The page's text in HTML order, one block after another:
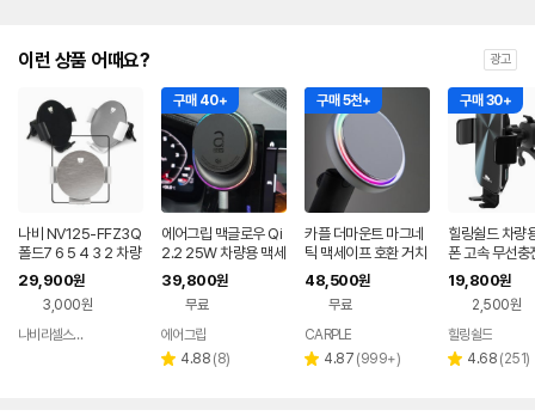
이런 상품 어때요? 광고
나비 NV125-FFZ3Q
폴드7 6 5 4 3 2 차량
용무선충전거치대
29,900원
3,000원
나비리셀스토어
구매 40+
에어그립 맥글로우 Qi
2.2 25W 차량용 맥세
이프 거치대 고속무선
충전기 에어터빈 폴드
39,800원
무료
에어그립
별 4.88 리
(8)
구매 5천+
카플 더마운트 마그네
틱 맥세이프 호환 거치
대 Qi2 풀알류미늄 차
량용 핸드폰 무선충전
48,500원
무료
CARPLE
별 4.87 리
(999+)
구매 30+
힐링쉴드 차량
폰 고속 무선충
대 CC01 대시
19,800원
2,500원
힐링쉴드
별 4.68 리
(251)